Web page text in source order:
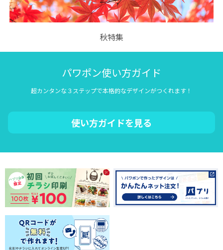
秋特集
パワポン使い方ガイド
超カンタンな３ステップで本格的なデザインがつくれます！
使い方ガイドを見る